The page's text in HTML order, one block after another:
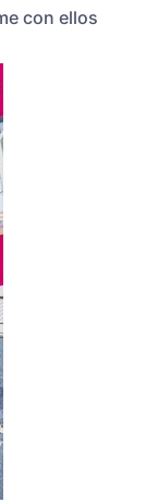
con ellos